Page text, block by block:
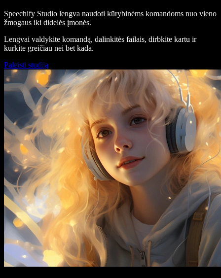
Speechify Studio lengva naudoti kūrybinėms komandoms nuo vieno
žmogaus iki didelės įmonės.
Lengvai valdykite komandą, dalinkitės failais, dirbkite kartu ir
kurkite greičiau nei bet kada.
Paleisti studiją